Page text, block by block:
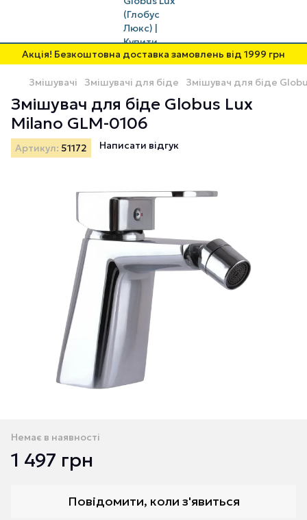
Акція! Безкоштовна доставка замовлень від 1999 грн
Змішувачі Змішувачі для біде Змішувач для біде
Змішувач для біде Globus Lux
Milano GLM-0106
Артикул: 51172 Написати відгук
Немає в наявності
1 497 грн
Повідомити, коли з'явиться